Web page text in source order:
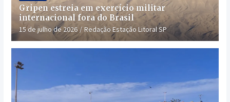
Gripen estreia em exercício militar
internacional fora do Brasil
15 de julho de 2026 Redação Estação Litoral SP